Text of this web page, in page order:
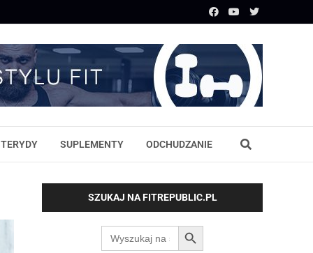
SUPLEMENTY ODCHUDZANIE
SZUKAJ NA FITREPUBLIC.PL
Search
for:
SEARCH BUTTON